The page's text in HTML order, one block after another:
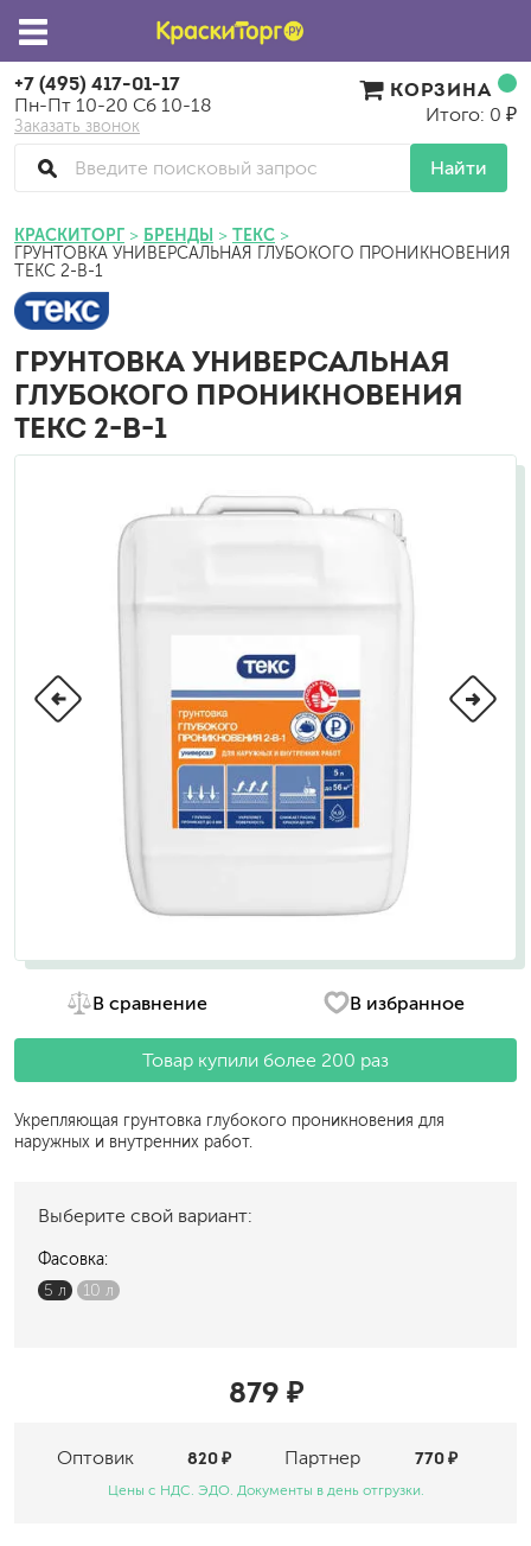
+7 (495) 417-01-17
Пн-Пт 10-20 Сб 10-18
Заказать звонок
Найти
КОРЗИНА
Итого: 0 ₽
КРАСКИТОРГ БРЕНДЫ ТЕКС
ГРУНТОВКА УНИВЕРСАЛЬНАЯ ГЛУБОКОГО ПРОНИКНОВЕНИЯ
ТЕКС 2-В-1
ГРУНТОВКА УНИВЕРСАЛЬНАЯ
ГЛУБОКОГО ПРОНИКНОВЕНИЯ
ТЕКС 2-В-1
В сравнение В избранное
Товар купили более 200 раз
Укрепляющая грунтовка глубокого проникновения для
наружных и внутренних работ.
Выберите свой вариант:
Фасовка:
5 л
10 л
879 ₽
Оптовик Партнер
820 ₽ 770 ₽
Цены с НДС. ЭДО. Документы в день отгрузки.